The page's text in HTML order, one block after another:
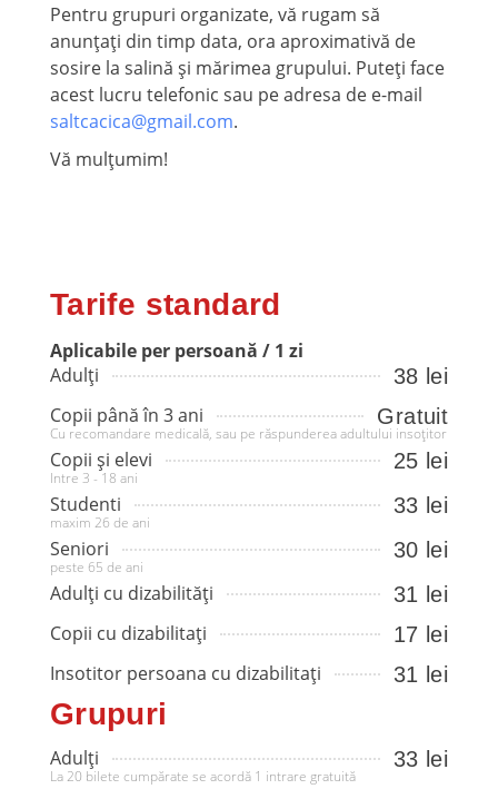
Pentru grupuri organizate, vă rugam să
anunțați din timp data, ora aproximativă de
sosire la salină și mărimea grupului. Puteți face
acest lucru telefonic sau pe adresa de e-mail
saltcacica@gmail.com.
Vă mulțumim!
Tarife standard
Aplicabile per persoană / 1 zi
Adulți
38 lei
Copii până în 3 ani
Gratuit
Cu recomandare medicală, sau pe răspunderea adultului insoțitor
Copii și elevi 25 lei
Intre 3 - 18 ani
Studenti 33 lei
maxim 26 de ani
Seniori 30 lei
peste 65 de ani
Adulți cu dizabilități
31 lei
Copii cu dizabilitați
17 lei
Insotitor persoana cu dizabilitați
31 lei
Grupuri
Adulți 33 lei
La 20 bilete cumpărate se acordă 1 intrare gratuită